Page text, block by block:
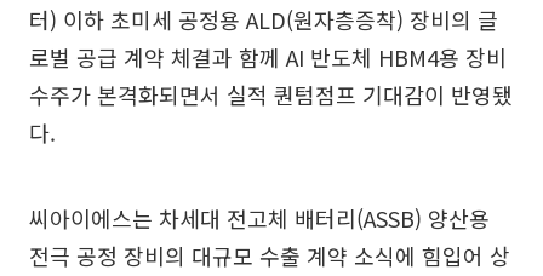
터) 이하 초미세 공정용 ALD(원자층증착) 장비의 글
로벌 공급 계약 체결과 함께 AI 반도체 HBM4용 장비
수주가 본격화되면서 실적 퀀텀점프 기대감이 반영됐
다.
씨아이에스는 차세대 전고체 배터리(ASSB) 양산용
전극 공정 장비의 대규모 수출 계약 소식에 힘입어 상